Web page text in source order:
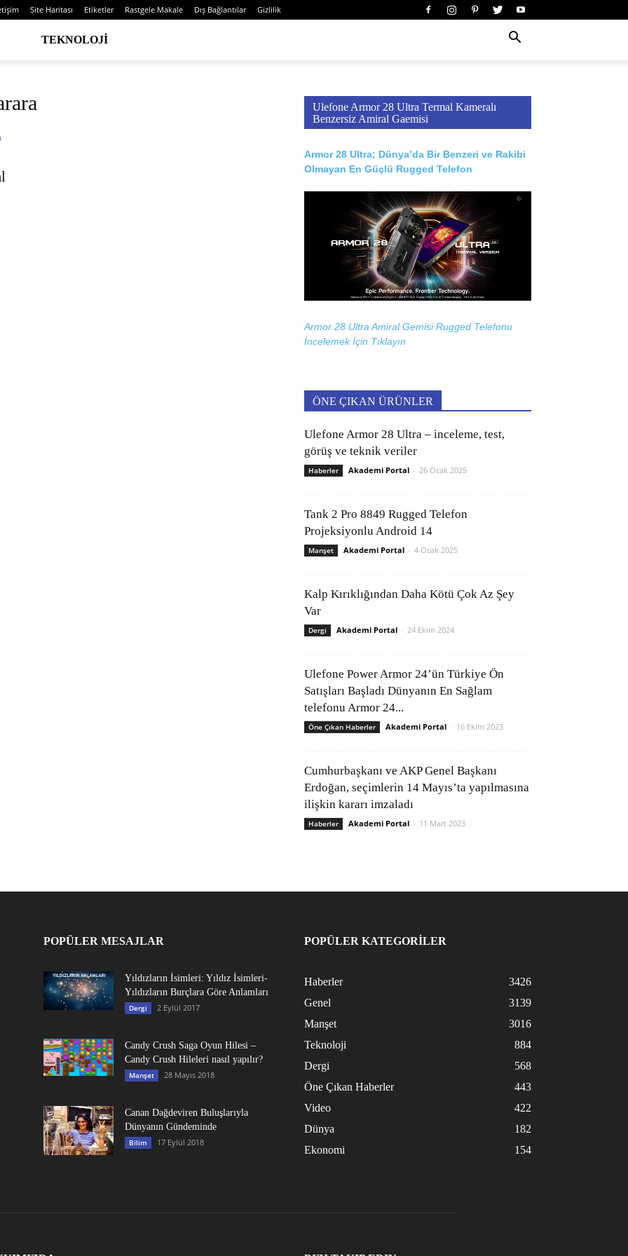
Site Haritası Etiketler Rastgele Makale Dış Bağlantılar Gizlilik
TEKNOLOJI
Ulefone Armor 28 Ultra Termal Kameralı
Benzersiz Amiral Gaemisi
Armor 28 Ultra; Dünya’da Bir Benzeri ve Rakibi
Olmayan En Güçlü Rugged Telefon
Armor 28 Ultra Amiral Gemisi Rugged Telefonu
İncelemek İçin Tıklayın
ÖNE ÇIKAN ÜRÜNLER
Ulefone Armor 28 Ultra – inceleme, test,
görüş ve teknik veriler
Haberler Akademi Portal - 26 Ocak 2025
Tank 2 Pro 8849 Rugged Telefon
Projeksiyonlu Android 14
Manşet Akademi Portal - 4 Ocak 2025
Kalp Kırıklığından Daha Kötü Çok Az Şey
Var
Dergi Akademi Portal - 24 Ekim 2024
Ulefone Power Armor 24’ün Türkiye Ön
Satışları Başladı Dünyanın En Sağlam
telefonu Armor 24...
Öne Çıkan Haberler Akademi Portal - 16 Ekim 2023
Cumhurbaşkanı ve AKP Genel Başkanı
Erdoğan, seçimlerin 14 Mayıs’ta yapılmasına
ilişkin kararı imzaladı
Haberler Akademi Portal - 11 Mart 2023
POPÜLER MESAJLAR
Yıldızların İsimleri: Yıldız İsimleri-
Yıldızların Burçlara Göre Anlamları
Dergi 2 Eylül 2017
Candy Crush Saga Oyun Hilesi –
Candy Crush Hileleri nasıl yapılır?
Manşet 28 Mayıs 2018
Canan Dağdeviren Buluşlarıyla
Dünyanın Gündeminde
Bilim 17 Eylül 2018
POPÜLER KATEGORİLER
Haberler
3426
Genel
3139
Manşet
3016
Teknoloji
884
Dergi
568
Öne Çıkan Haberler
443
Video
422
Dünya
182
Ekonomi
154